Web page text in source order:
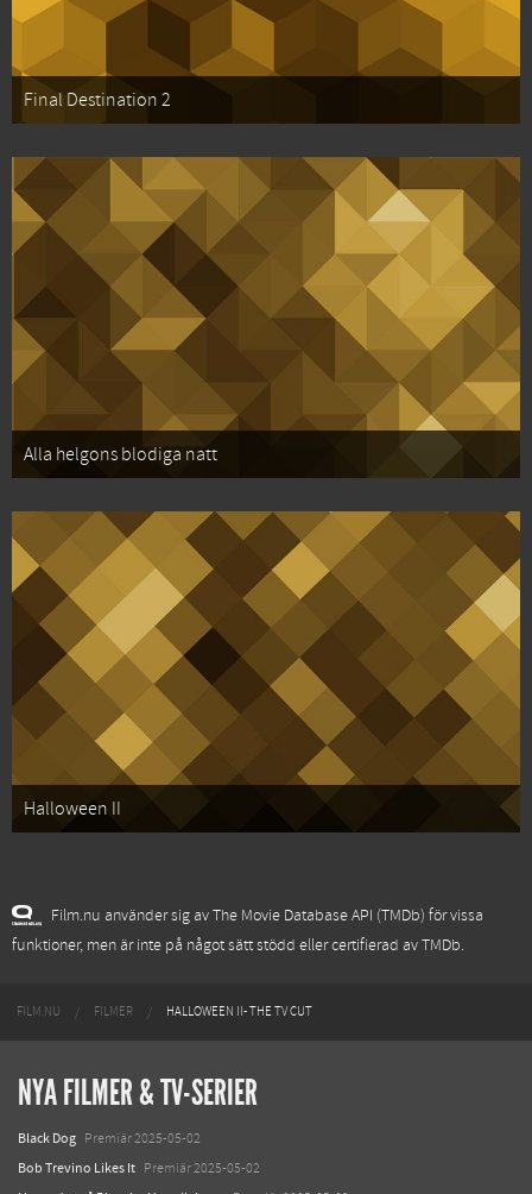
Final Destination 2
Alla helgons blodiga natt
Halloween II
Film.nu använder sig av The Movie Database API (TMDb) för vissa
funktioner, men är inte på något sätt stödd eller certifierad av TMDb.
FILM.NU FILMER HALLOWEEN II- THE TV CUT
NYA FILMER & TV-SERIER
Black Dog Premiär 2025-05-02
Bob Trevino Likes It Premiär 2025-05-02